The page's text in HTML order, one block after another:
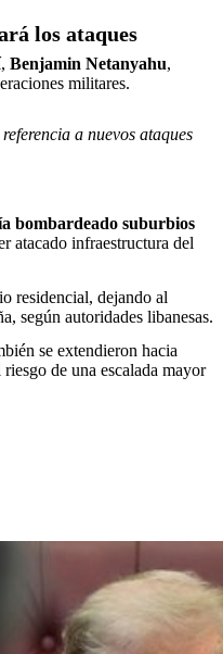
los ataques
Benjamin Netanyahu,
militares.
a nuevos ataques
bombardeado suburbios
atacado infraestructura del
residencial, dejando al
según autoridades libanesas.
se extendieron hacia
de una escalada mayor